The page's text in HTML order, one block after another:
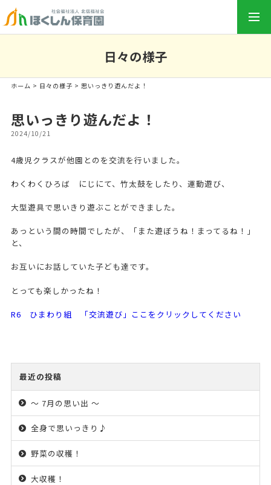
日々の様子
ホーム > 日々の様子 > 思いっきり遊んだよ！
思いっきり遊んだよ！
2024/10/21
4歳児クラスが他園とのを交流を行いました。
わくわくひろば にじにて、竹太鼓をしたり、運動遊び、
大型遊具で思いきり遊ぶことができました。
あっという間の時間でしたが、「また遊ぼうね！まってるね！」
と、
お互いにお話していた子ども達です。
とっても楽しかったね！
R6 ひまわり組 「交流遊び」ここをクリックしてください
最近の投稿
～ 7月の思い出 ～
全身で思いっきり♪
野菜の収穫！
大収穫！